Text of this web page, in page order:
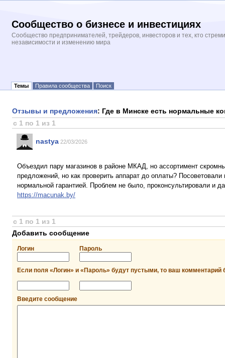
Сообщество о бизнесе и инвестициях
Сообщество предпринимателей, трейдеров, инвесторов и тех, кто
независимости и изменению мира
Темы Правила сообщества Поиск
Отзывы и предложения: Где в Минске есть нормальные
с 1 по 1 из 1
nastya 22/03/2026
Объездил пару магазинов в районе МКАД, но ассортимент
предложений, но как проверить аппарат до оплаты?
нормальной гарантией. Проблем не было, проконсультировали и
https://macunak.by/
с 1 по 1 из 1
Добавить сообщение
Логин Пароль
Если поля «Логин» и «Пароль» будут пустыми, то ваш комментарий
Введите сообщение